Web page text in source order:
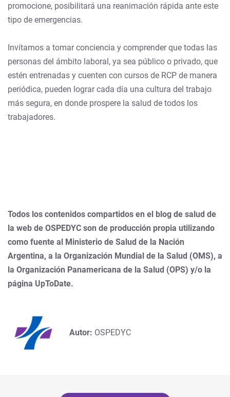
promocione, posibilitará una reanimación rápida ante este
tipo de emergencias.
Invitamos a tomar conciencia y comprender que todas las
personas del ámbito laboral, ya sea público o privado, que
estén entrenadas y cuenten con cursos de RCP de manera
periódica, pueden lograr cada día una cultura del trabajo
más segura, en donde prospere la salud de todos los
trabajadores.
Todos los contenidos compartidos en el blog de salud de
la web de OSPEDYC son de producción propia utilizando
como fuente al Ministerio de Salud de la Nación
Argentina, a la Organización Mundial de la Salud (OMS), a
la Organización Panamericana de la Salud (OPS) y/o la
página UpToDate.
Autor: OSPEDYC